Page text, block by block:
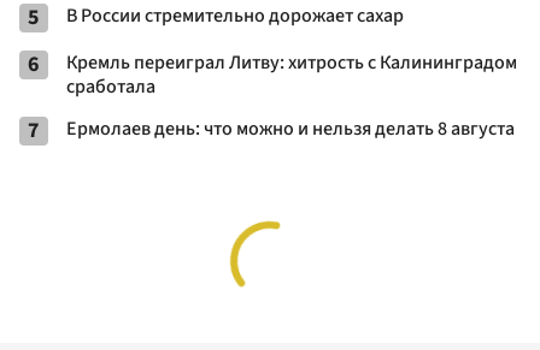
5 В России стремительно дорожает сахар
6
Кремль переиграл Литву: хитрость с Калининградом
сработала
7 Ермолаев день: что можно и нельзя делать 8 августа